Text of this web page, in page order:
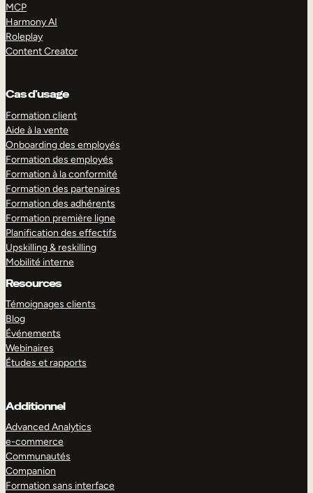
MCP
Harmony AI
Roleplay
Content Creator
Cas d’usage
Formation client
Aide à la vente
Onboarding des employés
Formation des employés
Formation à la conformité
Formation des partenaires
Formation des adhérents
Formation première ligne
Planification des effectifs
Upskilling & reskilling
Mobilité interne
Resources
Témoignages clients
Blog
Événements
Webinaires
Études et rapports
Additionnel
Advanced Analytics
e-commerce
Communautés
Companion
Formation sans interface